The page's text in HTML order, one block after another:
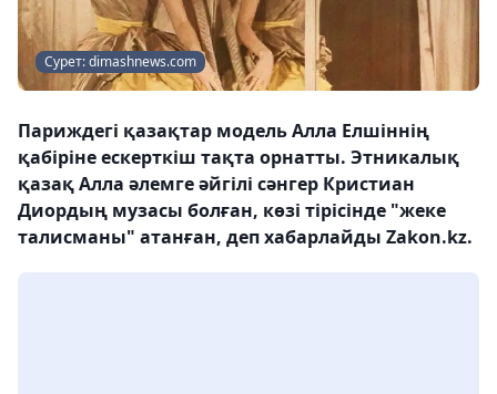
Сурет: dimashnews.com
Париждегі қазақтар модель Алла Елшіннің
қабіріне ескерткіш тақта орнатты. Этникалық
қазақ Алла әлемге әйгілі сәнгер Кристиан
Диордың музасы болған, көзі тірісінде "жеке
талисманы" атанған, деп хабарлайды Zakon.kz.